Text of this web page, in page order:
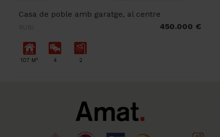
Casa de poble amb garatge, al centre
RUBI 450.000 €
107 M2 4 2